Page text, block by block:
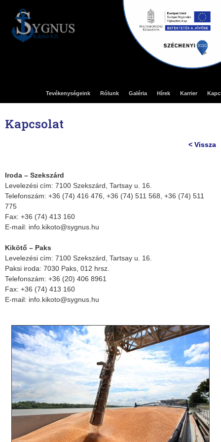
Tevékenységeink Rólunk Galéria Hírek Karrier
Kapcsolat
< Vissza
Iroda – Szekszárd
Levelezési cím: 7100 Szekszárd, Tartsay u. 16.
Telefonszám: +36 (74) 416 476, +36 (74) 511 568, +36 (74) 511
775
Fax: +36 (74) 413 160
E-mail: info.kikoto@sygnus.hu
Kikötő – Paks
Levelezési cím: 7100 Szekszárd, Tartsay u. 16.
Paksi iroda: 7030 Paks, 012 hrsz.
Telefonszám: +36 (20) 406 8961
Fax: +36 (74) 413 160
E-mail: info.kikoto@sygnus.hu